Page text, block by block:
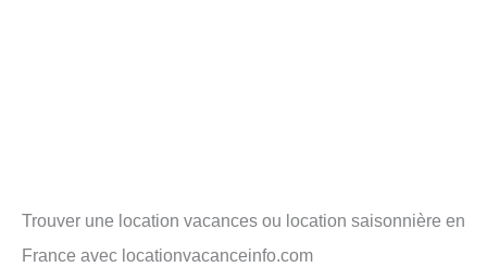
Trouver une location vacances ou location saisonnière en
France avec locationvacanceinfo.com